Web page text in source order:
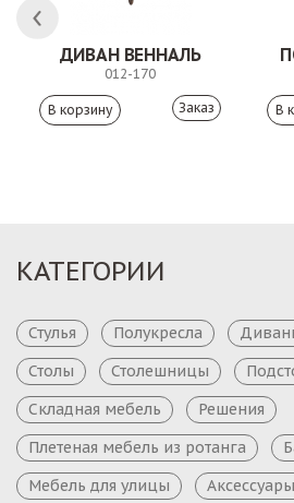
ДИВАН ВЕННАЛЬ
012-170
Заказ
КАТЕГОРИИ
Стулья Полукресла
Столы
Столешницы
Складная мебель
Решения
Плетеная мебель из ротанга
Мебель для улицы
Аксессуары